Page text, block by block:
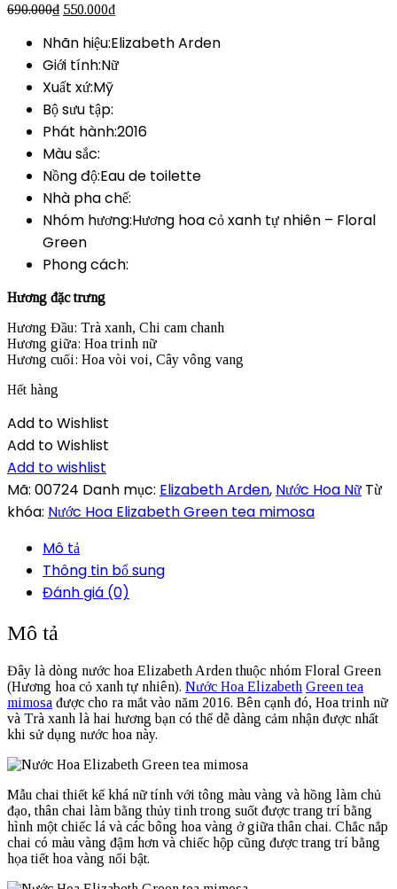
690.000₫ 550.000₫
Nhãn hiệu:Elizabeth Arden
Giới tính:Nữ
Xuất xứ:Mỹ
Bộ sưu tập:
Phát hành:2016
Màu sắc:
Nồng độ:Eau de toilette
Nhà pha chế:
Nhóm hương:Hương hoa cỏ xanh tự nhiên – Floral
Green
Phong cách:
Hương đặc trưng
Hương Đầu: Trà xanh, Chi cam chanh
Hương giữa: Hoa trinh nữ
Hương cuối: Hoa vòi voi, Cây vông vang
Hết hàng
Add to Wishlist
Add to Wishlist
Add to wishlist
Mã: 00724 Danh mục: Elizabeth Arden, Nước Hoa Nữ Từ
khóa: Nước Hoa Elizabeth Green tea mimosa
Mô tả
Thông tin bổ sung
Đánh giá (0)
Mô tả
Đây là dòng nước hoa Elizabeth Arden thuộc nhóm Floral Green
(Hương hoa cỏ xanh tự nhiên). Nước Hoa Elizabeth Green tea
mimosa được cho ra mắt vào năm 2016. Bên cạnh đó, Hoa trinh nữ
và Trà xanh là hai hương bạn có thể dễ dàng cảm nhận được nhất
khi sử dụng nước hoa này.
Mẫu chai thiết kế khá nữ tính với tông màu vàng và hồng làm chủ
đạo, thân chai làm bằng thủy tinh trong suốt được trang trí bằng
hình một chiếc lá và các bông hoa vàng ở giữa thân chai. Chắc nắp
chai có màu vàng đậm hơn và chiếc hộp cũng được trang trí bằng
họa tiết hoa vàng nổi bật.